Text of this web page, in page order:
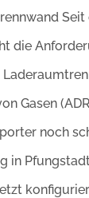
Seit
die
Gasen
noch
in